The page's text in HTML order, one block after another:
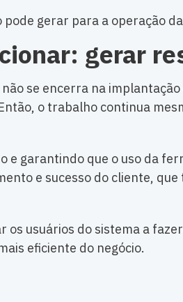
gerar para a operação
gerar
se encerra na implantação
o trabalho continua
garantindo que o uso da
e sucesso do cliente, que
usuários do sistema a
eficiente do negócio.